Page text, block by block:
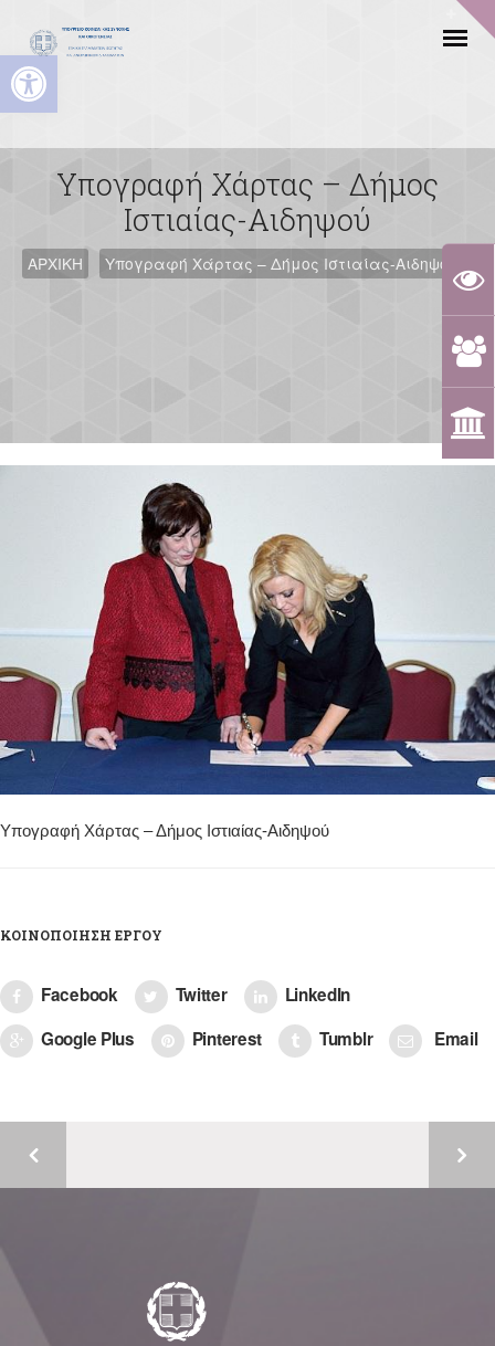
Ανοίξτε τη γραμμή εργαλείων
Υπογραφή Χάρτας – Δήμος
Ιστιαίας-Αιδηψού
ΑΡΧΙΚΗ Υπογραφή Χάρτας – Δήμος Ιστιαίας-Αιδηψού
Υπογραφή Χάρτας – Δήμος Ιστιαίας-Αιδηψού
ΚΟΙΝΟΠΟΊΗΣΗ ΈΡΓΟΥ
Facebook Twitter
LinkedIn
Google Plus
Pinterest Tumblr Email